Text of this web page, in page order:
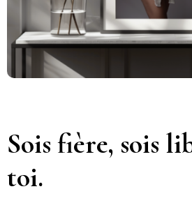
Sois fière, sois
toi.